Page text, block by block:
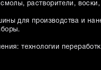
растворители,
для производства и
технологии